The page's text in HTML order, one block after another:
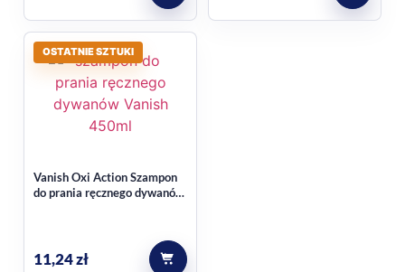
OSTATNIE SZTUKI
Vanish Oxi Action Szampon
do prania ręcznego dywanów
11,24zł